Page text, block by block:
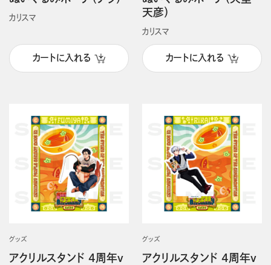
カリスマ
カートに入れる
天彦）
カリスマ
カートに入れる
グッズ
アクリルスタンド 4周年v
グッズ
アクリルスタンド 4周年v